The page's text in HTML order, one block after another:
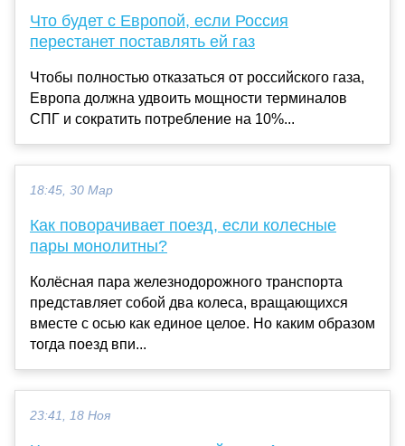
Что будет с Европой, если Россия
перестанет поставлять ей газ
Чтобы полностью отказаться от российского газа,
Европа должна удвоить мощности терминалов
СПГ и сократить потребление на 10%...
18:45, 30 Мар
Как поворачивает поезд, если колесные
пары монолитны?
Колёсная пара железнодорожного транспорта
представляет собой два колеса, вращающихся
вместе с осью как единое целое. Но каким образом
тогда поезд впи...
23:41, 18 Ноя